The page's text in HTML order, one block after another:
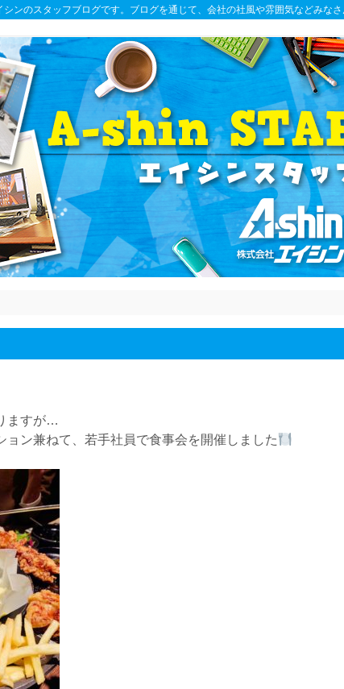
シンのスタッフブログです。ブログを通じて、会社の社風や雰囲気などみなさ
ますが…
ョン兼ねて、若手社員で食事会を開催しました